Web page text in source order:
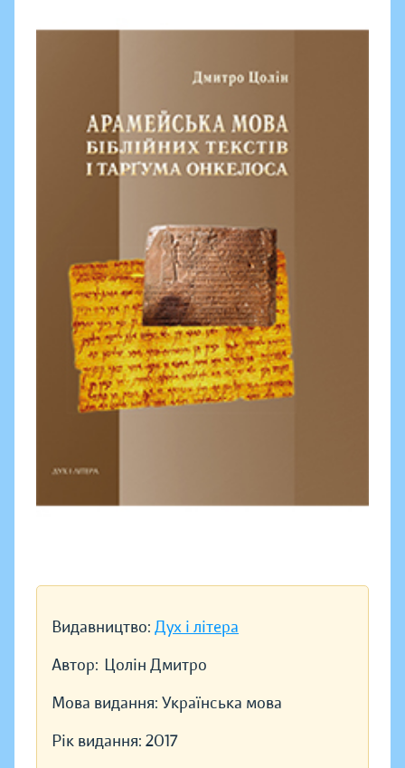
Видавництво: Дух і літера
Автор: Цолін Дмитро
Мова видання: Українська мова
Рік видання: 2017